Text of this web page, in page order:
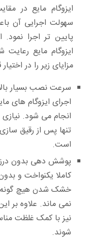
ایزوگام مایع در
سهولت اجرایی آن
پایین‌ تر اجرا
ایزوگام مایع
مزایای زیر را در
سرعت نصب بسیار
اجرای ایزوگام‌ های
انجام می‌ شود.
تنها پس از رقیق
است.
پوشش‌ دهی بدون
کاملا یکنواخت و
خشک شدن هیچ گونه
نمی‌ ماند. علاوه بر
نیز با کمک غلظت
شوند.